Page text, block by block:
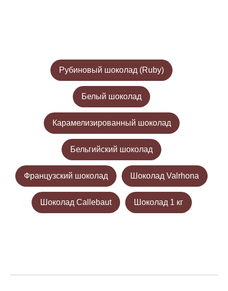
Рубиновый шоколад (Ruby)
Белый шоколад
Карамелизированный шоколад
Бельгийский шоколад
Французский шоколад Шоколад Valrhona
Шоколад Callebaut Шоколад 1 кг